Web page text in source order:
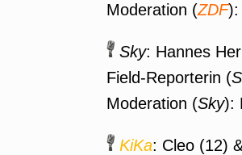
Moderation (ZDF):
Sky: Hannes
Field-Reporterin (
Moderation (Sky):
KiKa: Cleo (12)